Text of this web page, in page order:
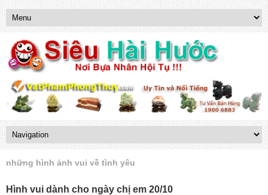
những hình ảnh vui về tình yêu
Hình vui dành cho ngày chị em 20/10